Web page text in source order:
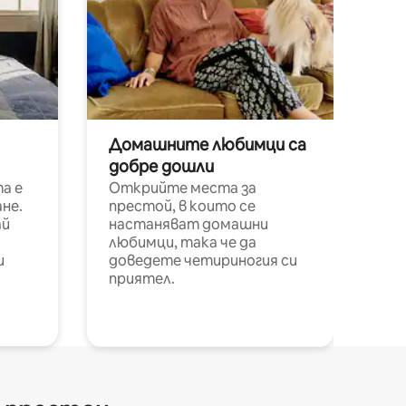
е
Домашните любимци са
добре дошли
Открийте места за
престой, в които се
настаняват домашни
любимци, така че да
доведете четириногия си
приятел.